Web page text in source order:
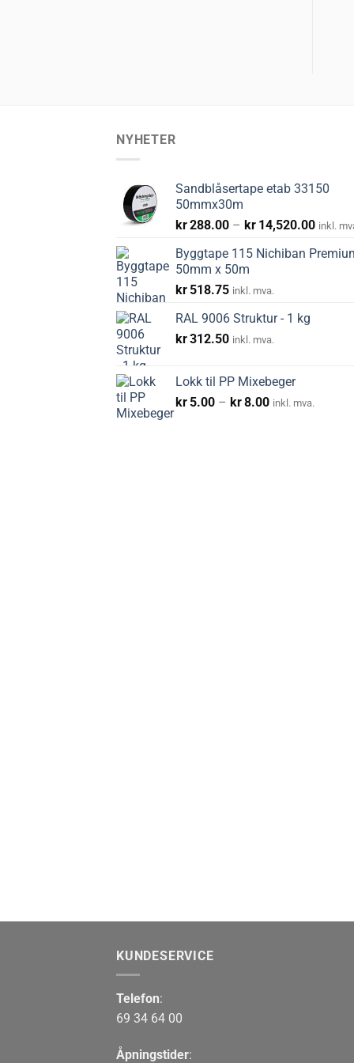
NYHETER
Sandblåsertape etab 33150
50mmx30m
kr288.00 – kr 14,520.00
til
inkl.
Byggtape 115 Nichiban
50mm x 50m
kr518.75 inkl. mva.
RAL 9006 Struktur - 1 kg
kr312.50 inkl. mva.
Lokk til PP Mixebeger
kr5.00 – kr8.00Prisområde:
inkl. mva.
KUNDESERVICE
Telefon:
69 34 64 00
Åpningstider: